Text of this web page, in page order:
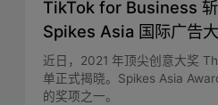
TikTok for Business
Spikes Asia 国际广告
近日，2021 年顶尖创意大奖
单正式揭晓。Spikes Asia
的奖项之一。